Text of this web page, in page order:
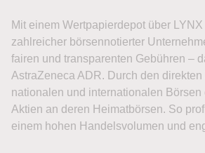
Mit einem Wertpapierdepot über
zahlreicher börsennotierter
fairen und transparenten Gebühren –
AstraZeneca ADR. Durch den direkten
nationalen und internationalen Börsen
Aktien an deren Heimatbörsen. So
einem hohen Handelsvolumen und